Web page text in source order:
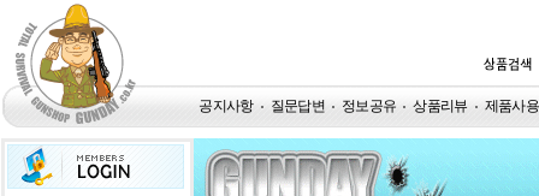
공지사항 질문답변 정보공유 상품리뷰 제품사